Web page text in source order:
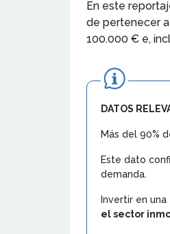
En este
de pertenecer
100.000 € e,
DATOS
Más del 90%
Este dato
demanda.
Invertir en una
el sector